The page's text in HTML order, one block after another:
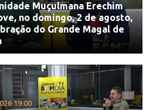
Muçulmana Erechim
no domingo, 2 de agosto,
do Grande Magal de
19:00